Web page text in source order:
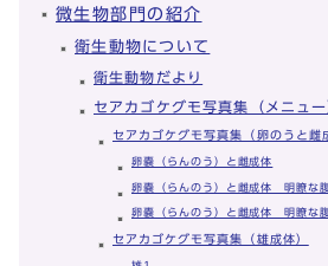
微生物部門の紹介
衛生動物について
衛生動物だより
セアカゴケグモ写真集（メニュー
セアカゴケグモ写真集（卵のうと雌
卵嚢（らんのう）と雌成体
卵嚢（らんのう）と雌成体 明瞭な
卵嚢（らんのう）と雌成体 明瞭な
セアカゴケグモ写真集（雄成体）